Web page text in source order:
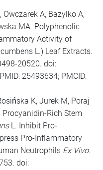
Owczarek A, Bazylko A,
MA. Polyphenolic
Activity of
L.) Leaf Extracts.
20520. doi:
25493634; PMCID:
K, Jurek M, Poraj
Rich Stem
L. Inhibit Pro-
Pro-Inflammatory
Neutrophils Ex Vivo.
doi: